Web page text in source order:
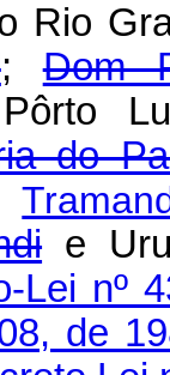
Rio
;Dom
Pôrto
do
e
Lei nº
de